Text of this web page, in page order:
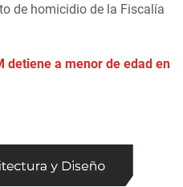
de homicidio de la Fiscalía
detiene a menor de edad en